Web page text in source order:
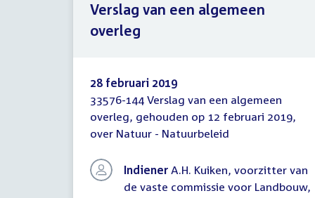
Verslag
van
een
overleg
28 februari 2019
33576-144 Verslag van een algemeen
overleg, gehouden op 12 februari 2019,
over Natuur - Natuurbeleid
Indiener A.H. Kuiken, voorzitter van
de vaste commissie voor Landbouw,
Verslag van een algemeen
overleg